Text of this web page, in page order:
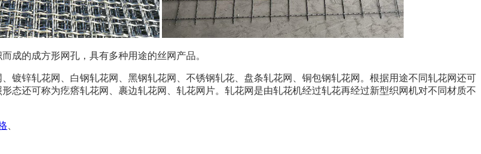
成的成方形网孔，具有多种用途的丝网产品。
镀锌轧花网、白钢轧花网、黑钢轧花网、不锈钢轧花、盘条轧花网、铜包钢轧花网。根据用途不同轧花网还可
态还可称为疙瘩轧花网、裹边轧花网、轧花网片。轧花网是由轧花机经过轧花再经过新型织网机对不同材质不